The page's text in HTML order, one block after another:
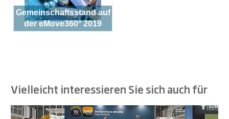
Gemeinschaftsstand auf
der eMove360° 2019
Vielleicht interessieren Sie sich auch für